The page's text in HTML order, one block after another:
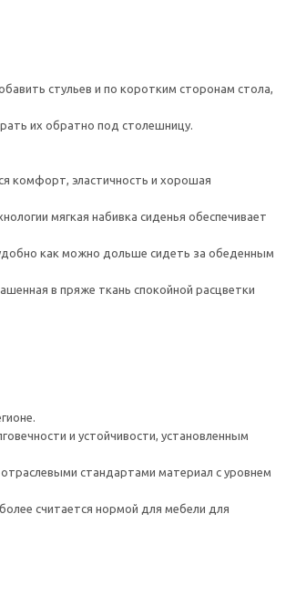
стульев и по коротким сторонам стола,
их обратно под столешницу.
комфорт, эластичность и хорошая
мягкая набивка сиденья обеспечивает
как можно дольше сидеть за обеденным
в пряже ткань спокойной расцветки
и устойчивости, установленным
стандартами материал с уровнем
считается нормой для мебели для